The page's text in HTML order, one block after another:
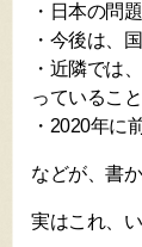
・日本の問
・今後は、
・近隣では
っていること
・2020年に
などが、書
実はこれ、